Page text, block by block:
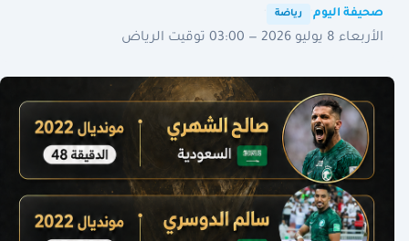
صحيفة اليوم رياضة
الأربعاء 8 يوليو 2026 — 03:00 توقيت الرياض